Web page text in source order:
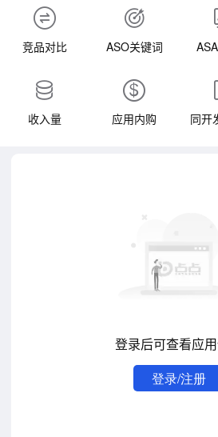
竞品对比 ASO关键词
收入量 应用内购 同开
登录后可查看应
登录/注册